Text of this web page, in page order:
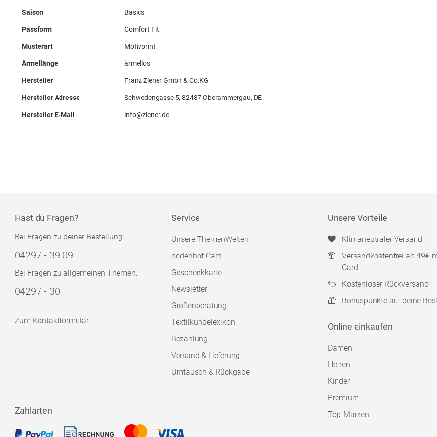
Saison Basics
Passform Comfort Fit
Musterart Motivprint
Ärmellänge ärmellos
Hersteller Franz Ziener Gmbh & Co.KG
Hersteller Adresse Schwedengasse 5, 82487 Oberammergau, DE
Hersteller E-Mail info@ziener.de
Hast du Fragen?
Bei Fragen zu deiner Bestellung:
04297 - 39 09
Bei Fragen zu allgemeinen Themen:
04297 - 30
Zum Kontaktformular
Service
Unsere ThemenWelten
dodenhof Card
Geschenkkarte
Newsletter
Größenberatung
Textilkundelexikon
Bezahlung
Versand & Lieferung
Umtausch & Rückgabe
Unsere Vorteile
Klimaneutraler Versand
Versandkostenfrei ab 49€
Card
Kostenloser Rückversand
Bonuspunkte auf deine
Online einkaufen
Damen
Herren
Kinder
Premium
Top-Marken
Zahlarten